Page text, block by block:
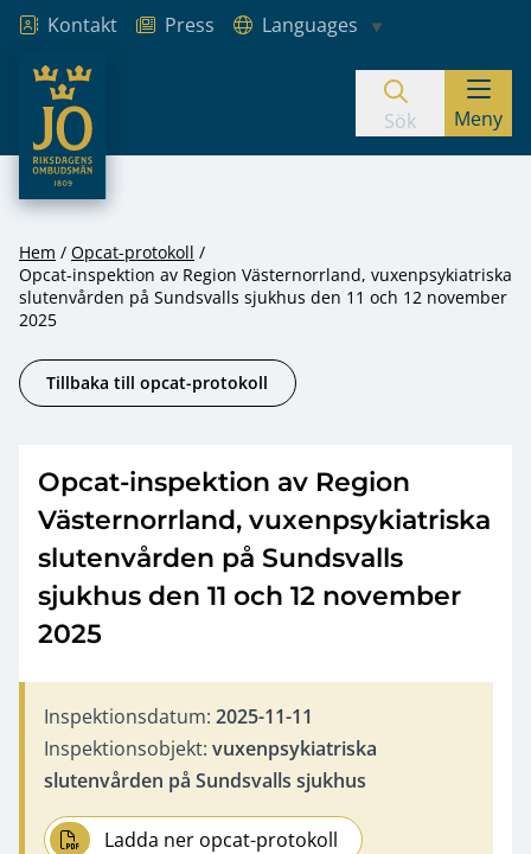
Hoppa till innehåll
Kontakt Press
Languages
JO – Riksdagens Ombudsmän
Sök Meny
Hem
Opcat-protokoll
Opcat-inspektion av Region Västernorrland, vuxenpsykiatriska
slutenvården på Sundsvalls sjukhus den 11 och 12 november
2025
Tillbaka till opcat-protokoll
Opcat-inspektion av Region
Västernorrland, vuxenpsykiatriska
slutenvården på Sundsvalls
sjukhus den 11 och 12 november
2025
Inspektionsdatum: 2025-11-11
Inspektionsobjekt: vuxenpsykiatriska
slutenvården på Sundsvalls sjukhus
Ladda ner opcat-protokoll